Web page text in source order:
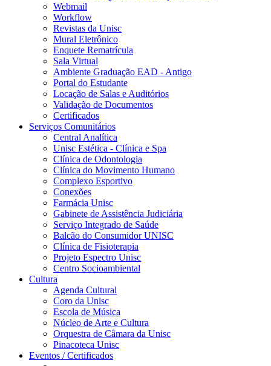
Webmail
Workflow
Revistas da Unisc
Mural Eletrônico
Enquete Rematrícula
Sala Virtual
Ambiente Graduação EAD - Antigo
Portal do Estudante
Locação de Salas e Auditórios
Validação de Documentos
Certificados
Serviços Comunitários
Central Analítica
Unisc Estética - Clínica e Spa
Clínica de Odontologia
Clínica do Movimento Humano
Complexo Esportivo
Conexões
Farmácia Unisc
Gabinete de Assistência Judiciária
Serviço Integrado de Saúde
Balcão do Consumidor UNISC
Clínica de Fisioterapia
Projeto Espectro Unisc
Centro Socioambiental
Cultura
Agenda Cultural
Coro da Unisc
Escola de Música
Núcleo de Arte e Cultura
Orquestra de Câmara da Unisc
Pinacoteca Unisc
Eventos / Certificados